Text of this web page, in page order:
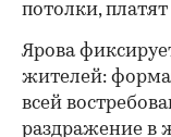
потолки,
Ярова
жителей:
всей
раздражение в